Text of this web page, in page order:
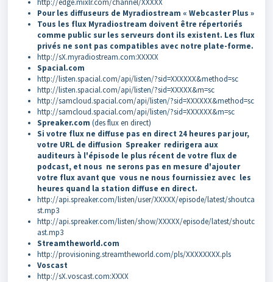
http://edge.mixlr.com/channel/XXXXX
Pour les diffuseurs de Myradiostream « Webcaster Plus »
Tous les flux Myradiostream doivent être répertoriés
comme public sur les serveurs dont ils existent. Les flux
privés ne sont pas compatibles avec notre plate-forme.
http://sX.myradiostream.com:XXXXX
Spacial.com
http://listen.spacial.com/api/listen/?sid=XXXXXX&method=sc
http://listen.spacial.com/api/listen/?sid=XXXXX&m=sc
http://samcloud.spacial.com/api/listen/?sid=XXXXXX&method=sc
http://samcloud.spacial.com/api/listen/?sid=XXXXXX&m=sc
Spreaker.com (des flux en direct)
Si votre flux ne diffuse pas en direct 24 heures par jour,
votre URL de diffusion Spreaker redirigera aux
auditeurs à l'épisode le plus récent de votre flux de
podcast, et nous ne serons pas en mesure d'ajouter
votre flux avant que vous ne nous fournissiez avec les
heures quand la station diffuse en direct.
http://api.spreaker.com/listen/user/XXXXX/episode/latest/shoutca
st.mp3
http://api.spreaker.com/listen/show/XXXXX/episode/latest/shoutc
ast.mp3
Streamtheworld.com
http://provisioning.streamtheworld.com/pls/XXXXXXXX.pls
Voscast
http://sX.voscast.com:XXXX